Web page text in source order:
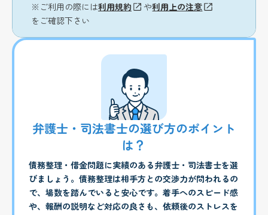
※ご利用の際には利用規約 や利用上の注意
をご確認下さい
弁護士・司法書士の選び方のポイント
は？
債務整理・借金問題に実績のある弁護士・司法書士を選
びましょう。債務整理は相手方との交渉力が問われるの
で、場数を踏んでいると安心です。着手へのスピード感
や、報酬の説明など対応の良さも、依頼後のストレスを